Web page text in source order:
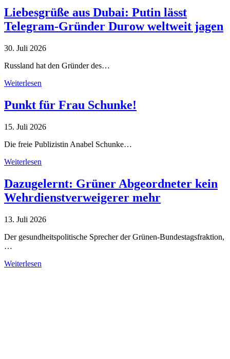
Liebesgrüße aus Dubai: Putin lässt
Telegram-Gründer Durow weltweit jagen
30. Juli 2026
Russland hat den Gründer des…
Weiterlesen
Punkt für Frau Schunke!
15. Juli 2026
Die freie Publizistin Anabel Schunke…
Weiterlesen
Dazugelernt: Grüner Abgeordneter kein
Wehrdienstverweigerer mehr
13. Juli 2026
Der gesundheitspolitische Sprecher der Grünen-Bundestagsfraktion,
…
Weiterlesen